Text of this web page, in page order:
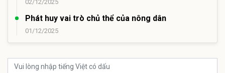
02/12/2025
Phát huy vai trò chủ thể của nông dân
01/12/2025